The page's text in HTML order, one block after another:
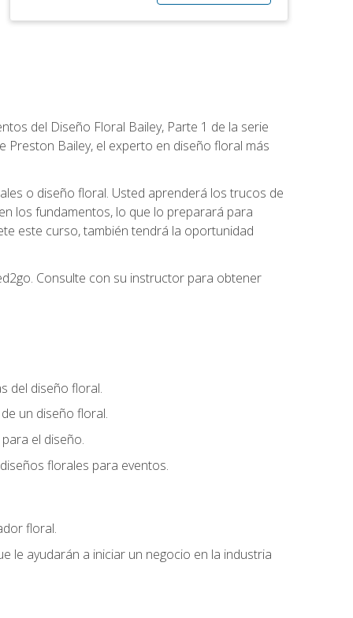
del Diseño Floral Bailey, Parte 1 de la serie
Bailey, el experto en diseño floral más
o diseño floral. Usted aprenderá los trucos de
los fundamentos, lo que lo preparará para
este curso, también tendrá la oportunidad
Consulte con su instructor para obtener
del diseño floral.
un diseño floral.
el diseño.
florales para eventos.
floral.
le ayudarán a iniciar un negocio en la industria